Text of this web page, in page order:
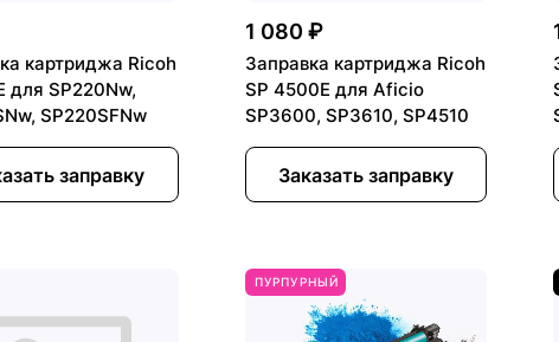
картриджа Ricoh
для SP220Nw,
SP220SFNw
заправку
1 080 ₽
Заправка картриджа Ricoh
SP 4500E для Aficio
SP3600, SP3610, SP4510
Заказать заправку
ПУРПУРНЫЙ